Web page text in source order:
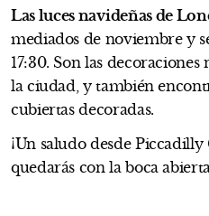
Las luces navideñas de
mediados de noviembre y
17:30. Son las
la ciudad, y también
cubiertas decoradas.
¡Un saludo desde
quedarás con la boca